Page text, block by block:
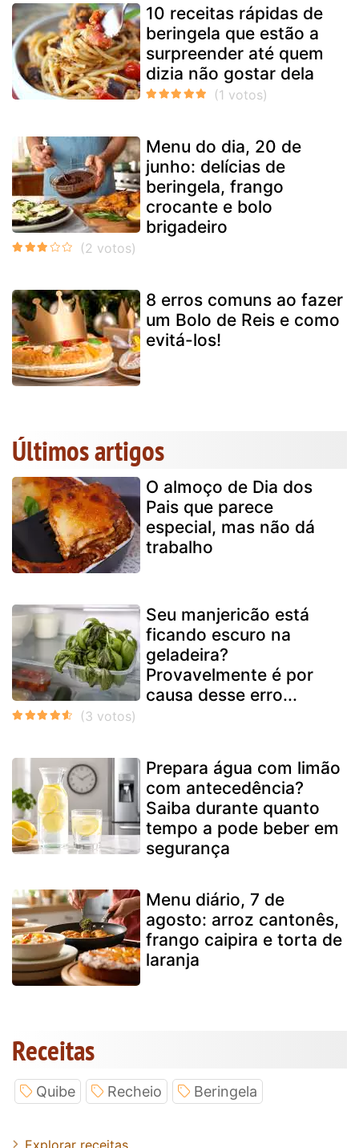
10 receitas rápidas de
beringela que estão a
surpreender até quem
dizia não gostar dela
Menu do dia, 20 de
junho: delícias de
beringela, frango
crocante e bolo
brigadeiro
8 erros comuns ao fazer
um Bolo de Reis e como
evitá-los!
Últimos artigos
O almoço de Dia dos
Pais que parece
especial, mas não dá
trabalho
Seu manjericão está
ficando escuro na
geladeira?
Provavelmente é por
causa desse erro...
Prepara água com limão
com antecedência?
Saiba durante quanto
tempo a pode beber em
segurança
Menu diário, 7 de
agosto: arroz cantonês,
frango caipira e torta de
laranja
Receitas
Quibe Recheio Beringela
Explorar receitas